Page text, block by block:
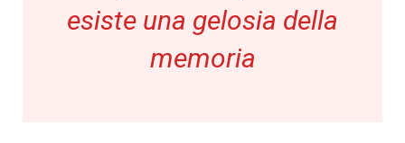
esiste una gelosia della
memoria